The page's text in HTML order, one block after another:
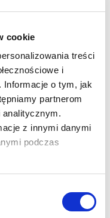
cookie
treści
i
Informacje o tym, jak
partnerom
analitycznym.
z innymi danymi
podczas
uzupełnieniem
rodzaju targach,
jak np.
z rurek aluminiowych
materiału,
tworząc